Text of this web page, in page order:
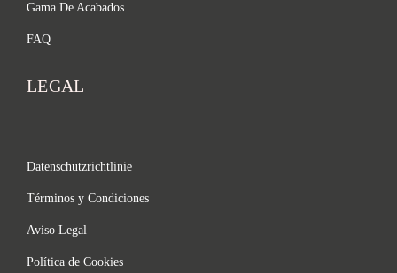
Gama De Acabados
FAQ
LEGAL
Datenschutzrichtlinie
Términos y Condiciones
Aviso Legal
Política de Cookies